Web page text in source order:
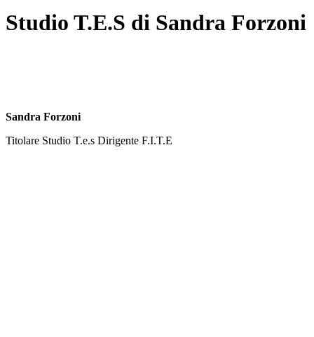
Studio T.E.S di Sandra Forzoni
Sandra Forzoni
Titolare Studio T.e.s Dirigente F.I.T.E